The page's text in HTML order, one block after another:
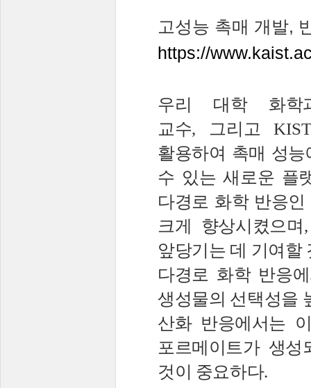
고성능 촉매 개발,
https://
우리 대학
화
교수, 그리고
활용하여 촉매 성
수 있는 새로운 플
다경로 화학 반응
크게 향상시켰으며
앞당기는 데 기여할
다경로 화학 반응
생성물의 선택성을
산화 반응에서는
포르메이트가 생성
것이 중요하다.